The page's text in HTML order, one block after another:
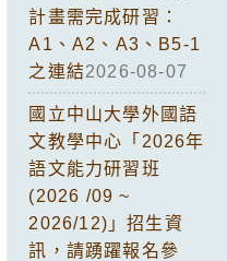
計畫需完成研習：
A1、A2、A3、B5-1
之連結2026-08-07
國立中山大學外國語
文教學中心「2026年
語文能力研習班
(2026 /09 ~
2026/12)」招生資
訊，請踴躍報名參